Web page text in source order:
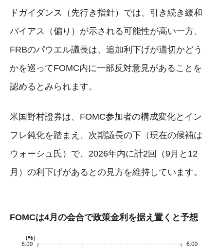
ドガイダンス（先行き指針）では、引き続き緩和
バイアス（偏り）が示される可能性が高い一方、
FRBのパウエル議長は、追加利下げが適切かどう
かを巡ってFOMC内に一部反対意見があることを
認めるとみられます。
米国野村證券は、FOMC参加者の構成変化とイン
フレ鈍化を踏まえ、次期議長の下（現在の候補は
ウォーシュ氏）で、2026年内に計2回（9月と12
月）の利下げがあるとの見方を維持しています。
FOMCは4月の会合で政策金利を据え置くと予想